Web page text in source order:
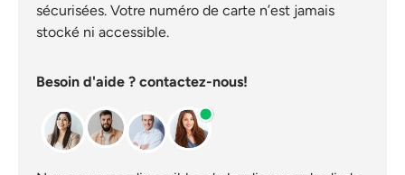
sécurisées. Votre numéro de carte n’est jamais
stocké ni accessible.
Besoin d'aide ? contactez-nous!